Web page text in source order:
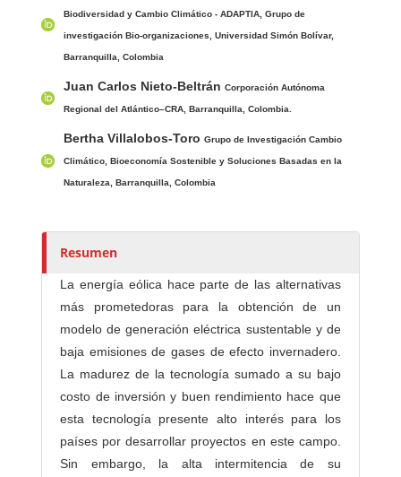
Biodiversidad y Cambio Climático - ADAPTIA, Grupo de
investigación Bio-organizaciones, Universidad Simón Bolívar,
Barranquilla, Colombia
Juan Carlos Nieto-BeltránCorporación Autónoma
Regional del Atlántico–CRA, Barranquilla, Colombia.
Bertha Villalobos-ToroGrupo de Investigación Cambio
Climático, Bioeconomía Sostenible y Soluciones Basadas en la
Naturaleza, Barranquilla, Colombia
Resumen
La energía eólica hace parte de las alternativas
más prometedoras para la obtención de un
modelo de generación eléctrica sustentable y de
baja emisiones de gases de efecto invernadero.
La madurez de la tecnología sumado a su bajo
costo de inversión y buen rendimiento hace que
esta tecnología presente alto interés para los
países por desarrollar proyectos en este campo.
Sin embargo, la alta intermitencia de su